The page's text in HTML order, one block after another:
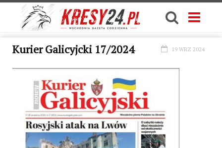
Kurier Galicyjcki 17/2024 19 WRZ 2024